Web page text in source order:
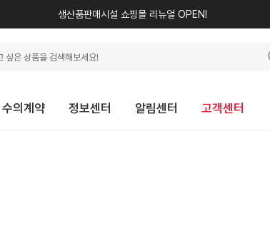
생산품판매시설 쇼핑몰 리뉴얼 OPEN!
수의계약 정보센터 알림센터 고객센터